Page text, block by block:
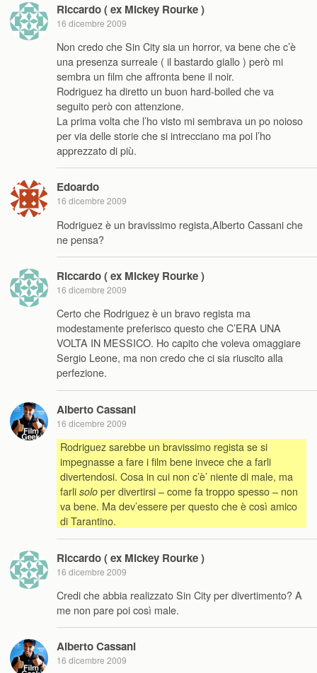
Riccardo ( ex Mickey Rourke )
16 dicembre 2009
Non credo che Sin City sia un horror, va bene che c’è
una presenza surreale ( il bastardo giallo ) però mi
sembra un film che affronta bene il noir.
Rodriguez ha diretto un buon hard-boiled che va
seguito però con attenzione.
La prima volta che l’ho visto mi sembrava un po noioso
per via delle storie che si intrecciano ma poi l’ho
apprezzato di più.
Edoardo
16 dicembre 2009
Rodriguez è un bravissimo regista,Alberto Cassani che
ne pensa?
Riccardo ( ex Mickey Rourke )
16 dicembre 2009
Certo che Rodriguez è un bravo regista ma
modestamente preferisco questo che C’ERA UNA
VOLTA IN MESSICO. Ho capito che voleva omaggiare
Sergio Leone, ma non credo che ci sia riuscito alla
perfezione.
Alberto Cassani
16 dicembre 2009
Rodriguez sarebbe un bravissimo regista se si
impegnasse a fare i film bene invece che a farli
divertendosi. Cosa in cui non c’è’ niente di male, ma
farli solo per divertirsi – come fa troppo spesso – non
va bene. Ma dev’essere per questo che è così amico
di Tarantino.
Riccardo ( ex Mickey Rourke )
16 dicembre 2009
Credi che abbia realizzato Sin City per divertimento? A
me non pare poi così male.
Alberto Cassani
16 dicembre 2009